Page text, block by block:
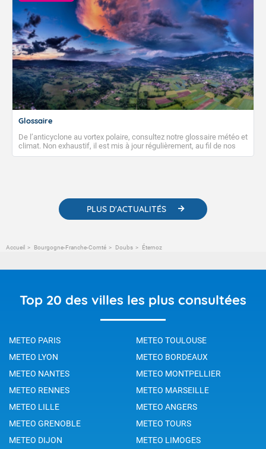
Glossaire
De l’anticyclone au vortex polaire, consultez notre glossaire météo et
climat. Non exhaustif, il est mis à jour régulièrement, au fil de nos
publications. Vous y trouverez également des liens utiles vers nos
PLUS D'ACTUALITÉS
Accueil Bourgogne-Franche-Comté Doubs Éternoz
Top 20 des villes les plus consultées
METEO PARIS
METEO TOULOUSE
METEO LYON
METEO BORDEAUX
METEO NANTES
METEO MONTPELLIER
METEO RENNES
METEO MARSEILLE
METEO LILLE
METEO ANGERS
METEO GRENOBLE
METEO TOURS
METEO DIJON
METEO LIMOGES